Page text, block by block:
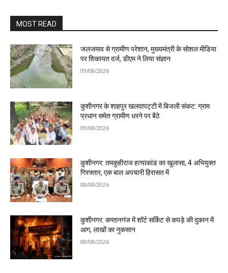
MOST READ
जलजमाव से ग्रामीण परेशान, मुख्यमंत्री के सोशल मीडिया
पर शिकायत दर्ज, डीएम ने लिया संज्ञान
09/08/2026
कुशीनगर के शाहपुर खलवापट्टी में बिजली संकट: ग्राम
प्रधान समेत ग्रामीण धरने पर बैठे
09/08/2026
कुशीनगर: तमकुहीराज हत्याकांड का खुलासा, 4 अभियुक्त
गिरफ्तार, एक बाल अपचारी हिरासत में
08/08/2026
कुशीनगर: कप्तानगंज में शॉर्ट सर्किट से कपड़े की दुकान में
आग, लाखों का नुकसान
08/08/2026